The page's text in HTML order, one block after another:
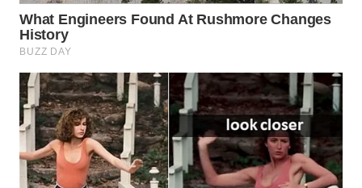
WN
DEPOK
TAPANULI
UTARA
WN
SAMOSIR